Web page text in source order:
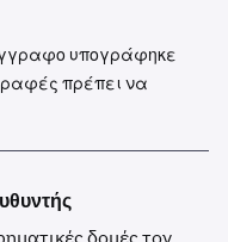
υπογράφηκε
πρέπει να